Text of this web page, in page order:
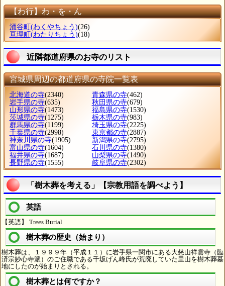
【わ行】わ・を・ん
涌谷町 (わくやちょう)(26)
亘理町 (わたりちょう)(18)
近隣都道府県のお寺のリスト
宮城県周辺の都道府県の寺院一覧表
北海道の寺(2340) 青森県の寺(462)
岩手県の寺(635) 秋田県の寺(679)
山形県の寺(1473) 福島県の寺(1530)
茨城県の寺(1275) 栃木県の寺(983)
群馬県の寺(1199) 埼玉県の寺(2225)
千葉県の寺(2998) 東京都の寺(2887)
神奈川県の寺(1905) 新潟県の寺(2795)
富山県の寺(1604) 石川県の寺(1380)
福井県の寺(1687) 山梨県の寺(1490)
長野県の寺(1555) 岐阜県の寺(2302)
「樹木葬を考える」【宗教用語を調べよう】
英語
【英語】 Trees Burial
樹木葬の歴史（始まり）
樹木葬は、１９９９年（平成１１）に岩手県一関市にある大慈山祥雲寺（臨
済宗妙心寺派）のご住職である千坂げん峰氏が荒廃していた里山を樹木葬墓
地にしたのが始まりとされる。
樹木葬とは何ですか？